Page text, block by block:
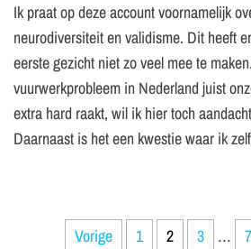
Ik praat op deze account voornamelijk
neurodiversiteit en validisme. Dit heeft
eerste gezicht niet zo veel mee te
vuurwerkprobleem in Nederland juist
extra hard raakt, wil ik hier toch
Daarnaast is het een kwestie waar ik
Vorige 1 2 3 … 7